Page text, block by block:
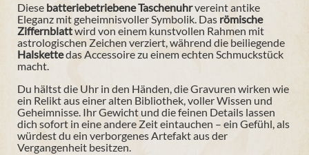
Diese batteriebetriebene Taschenuhrvereint antike
Eleganz mit geheimnisvoller Symbolik. Das römische
Ziffernblattwird von einem kunstvollen Rahmen mit
astrologischen Zeichen verziert, während die beiliegende
Halskettedas Accessoire zu einem echten Schmuckstück
macht.
Du hältst die Uhr in den Händen, die Gravuren wirken wie
ein Relikt aus einer alten Bibliothek, voller Wissen und
Geheimnisse. Ihr Gewicht und die feinen Details lassen
dich sofort in eine andere Zeit eintauchen – ein Gefühl, als
würdest du ein verborgenes Artefakt aus der
Vergangenheit besitzen.